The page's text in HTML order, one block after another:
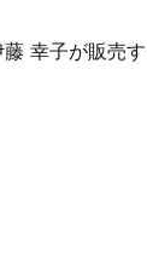
幸子が販売す